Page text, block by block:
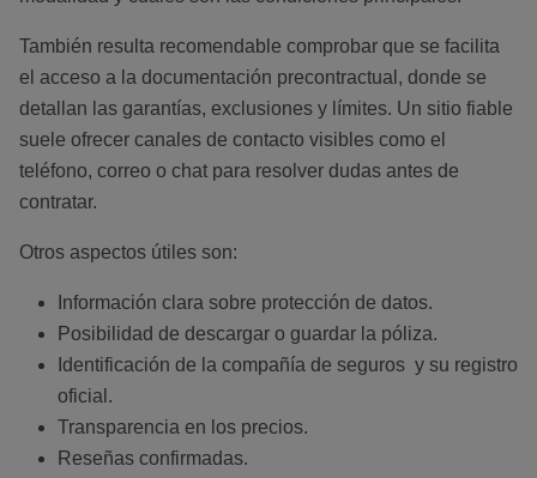
También resulta recomendable comprobar que se facilita
el acceso a la documentación precontractual, donde se
detallan las garantías, exclusiones y límites. Un sitio fiable
suele ofrecer canales de contacto visibles como el
teléfono, correo o chat para resolver dudas antes de
contratar.
Otros aspectos útiles son:
Información clara sobre protección de datos.
Posibilidad de descargar o guardar la póliza.
Identificación de la compañía de seguros y su registro
oficial.
Transparencia en los precios.
Reseñas confirmadas.